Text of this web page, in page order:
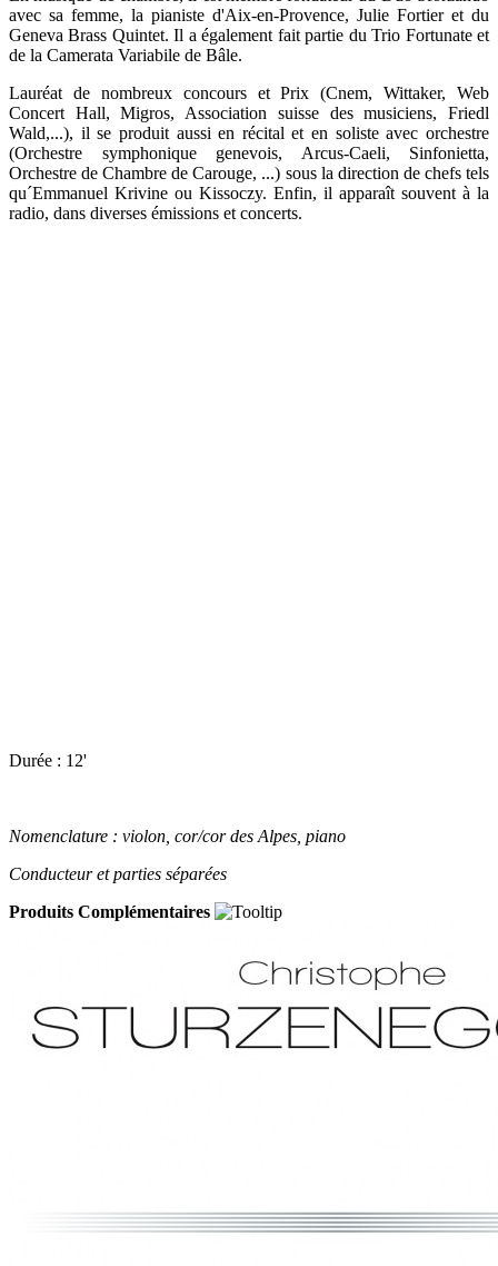
avec sa femme, la pianiste d'Aix-en-Provence, Julie Fortier et du
Geneva Brass Quintet. Il a également fait partie du Trio Fortunate et
de la Camerata Variabile de Bâle.
Lauréat de nombreux concours et Prix (Cnem, Wittaker, Web
Concert Hall, Migros, Association suisse des musiciens, Friedl
Wald,...), il se produit aussi en récital et en soliste avec orchestre
(Orchestre symphonique genevois, Arcus-Caeli, Sinfonietta,
Orchestre de Chambre de Carouge, ...) sous la direction de chefs tels
qu´Emmanuel Krivine ou Kissoczy. Enfin, il apparaît souvent à la
radio, dans diverses émissions et concerts.
Durée : 12'
Nomenclature : violon, cor/cor des Alpes, piano
Conducteur et parties séparées
Produits Complémentaires